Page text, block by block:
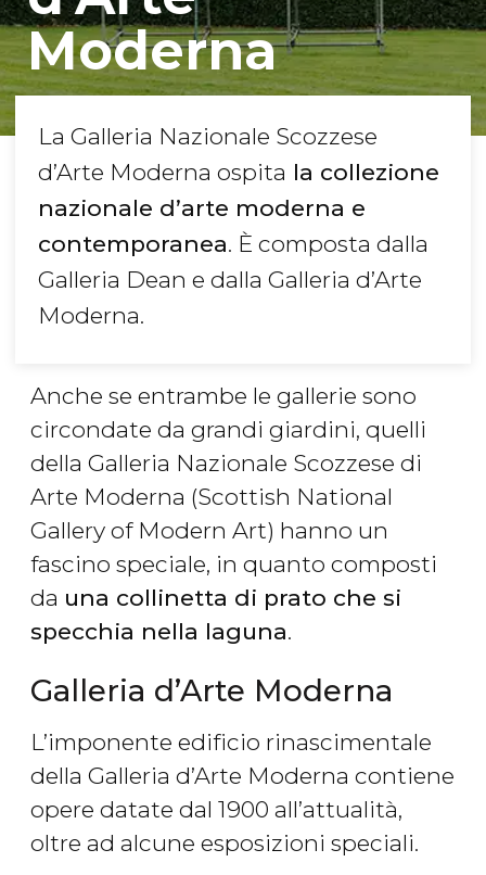
Moderna
La Galleria Nazionale Scozzese
d’Arte Moderna ospita la collezione
nazionale d’arte moderna e
contemporanea. È composta dalla
Galleria Dean e dalla Galleria d’Arte
Moderna.
Anche se entrambe le gallerie sono
circondate da grandi giardini, quelli
della Galleria Nazionale Scozzese di
Arte Moderna (Scottish National
Gallery of Modern Art) hanno un
fascino speciale, in quanto composti
da una collinetta di prato che si
specchia nella laguna.
Galleria d’Arte Moderna
L’imponente edificio rinascimentale
della Galleria d’Arte Moderna contiene
opere datate dal 1900 all’attualità,
oltre ad alcune esposizioni speciali.